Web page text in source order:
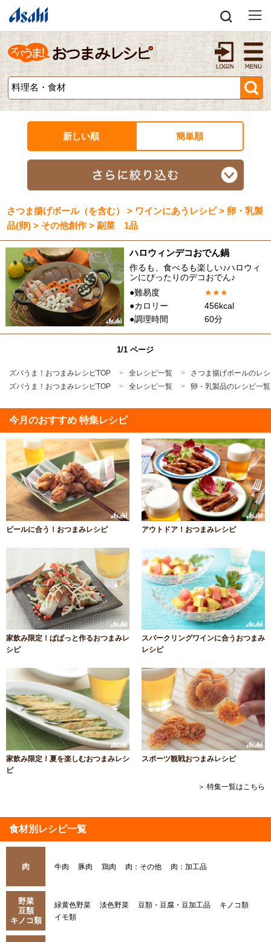
新しい順 簡単順
さつま揚げボール（を含む） > ワインにあうレシピ > 卵・乳製
品(卵) > その他創作 > 副菜 1品
ハロウィンデコおでん鍋
作るも、食べるも楽しい♪ハロウィ
ンにぴったりのデコおでん♪
●難易度
★★★
●カロリー
456kcal
●調理時間
60分
1/1 ページ
ズバうま！おつまみレシピTOP 全レシピ一覧
さつま揚げボールのレ
ズバうま！おつまみレシピTOP
全レシピ一覧 卵・乳製品のレシピ一覧
今月のおすすめ 特集レシピ
ビールに合う！おつまみレシピ アウトドア！おつまみレシピ
家飲み限定！ぱぱっと作るおつまみレ
シピ
スパークリングワインに合うおつまみ
レシピ
家飲み限定！夏を楽しむおつまみレシ
ピ
スポーツ観戦おつまみレシピ
＞ 特集一覧はこちら
食材別レシピ一覧
肉 牛肉 豚肉 鶏肉 肉：その他 肉：加工品
野菜
豆類
キノコ類
緑黄色野菜 淡色野菜 豆類・豆腐・豆加工品
キノコ類
イモ類